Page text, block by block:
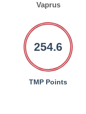
Vaprus
254.6
TMP Points